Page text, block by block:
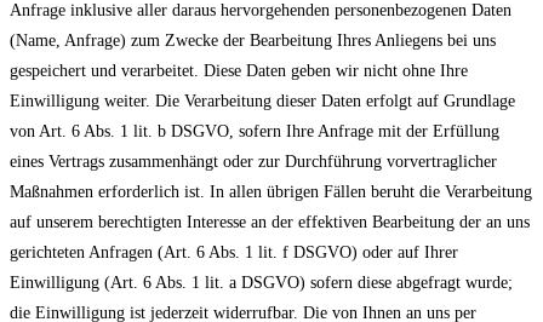
Anfrage inklusive aller daraus hervorgehenden personenbezogenen Daten
(Name, Anfrage) zum Zwecke der Bearbeitung Ihres Anliegens bei uns
gespeichert und verarbeitet. Diese Daten geben wir nicht ohne Ihre
Einwilligung weiter. Die Verarbeitung dieser Daten erfolgt auf Grundlage
von Art. 6 Abs. 1 lit. b DSGVO, sofern Ihre Anfrage mit der Erfüllung
eines Vertrags zusammenhängt oder zur Durchführung vorvertraglicher
Maßnahmen erforderlich ist. In allen übrigen Fällen beruht die Verarbeitung
auf unserem berechtigten Interesse an der effektiven Bearbeitung der an uns
gerichteten Anfragen (Art. 6 Abs. 1 lit. f DSGVO) oder auf Ihrer
Einwilligung (Art. 6 Abs. 1 lit. a DSGVO) sofern diese abgefragt wurde;
die Einwilligung ist jederzeit widerrufbar. Die von Ihnen an uns per